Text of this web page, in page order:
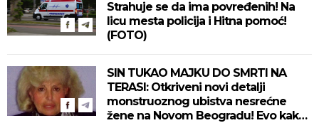
Strahuje se da ima povređenih! Na
licu mesta policija i Hitna pomoć!
(FOTO)
SIN TUKAO MAJKU DO SMRTI NA
TERASI: Otkriveni novi detalji
monstruoznog ubistva nesrećne
žene na Novom Beogradu! Evo kako